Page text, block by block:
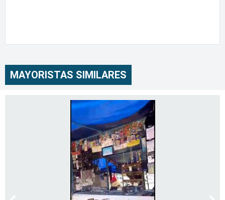
MAYORISTAS SIMILARES